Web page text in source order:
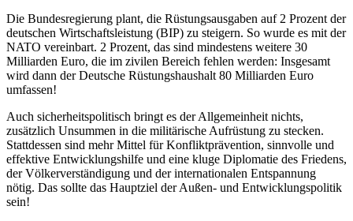
Die Bundesregierung plant, die Rüstungsausgaben auf 2 Prozent der
deutschen Wirtschaftsleistung (BIP) zu steigern. So wurde es mit der
NATO vereinbart. 2 Prozent, das sind mindestens weitere 30
Milliarden Euro, die im zivilen Bereich fehlen werden: Insgesamt
wird dann der Deutsche Rüstungshaushalt 80 Milliarden Euro
umfassen!
Auch sicherheitspolitisch bringt es der Allgemeinheit nichts,
zusätzlich Unsummen in die militärische Aufrüstung zu stecken.
Stattdessen sind mehr Mittel für Konfliktprävention, sinnvolle und
effektive Entwicklungshilfe und eine kluge Diplomatie des Friedens,
der Völkerverständigung und der internationalen Entspannung
nötig. Das sollte das Hauptziel der Außen- und Entwicklungspolitik
sein!